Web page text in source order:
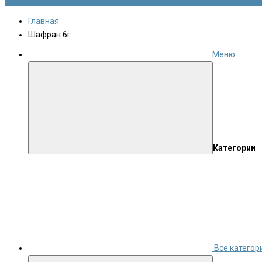
Меню
Категории
Все
Главная
Шафран 6г